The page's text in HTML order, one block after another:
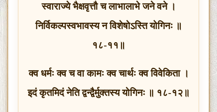
स्वाराज्ये भैक्षवृत्तौ च लाभालाभे जने वने ।
निर्विकल्पस्वभावस्य न विशेषोऽस्ति योगिनः ॥
१८-११॥
क्व धर्मः क्व च वा कामः क्व चार्थः क्व विवेकिता ।
इदं कृतमिदं नेति द्वन्द्वैर्मुक्तस्य योगिनः ॥ १८-१२॥